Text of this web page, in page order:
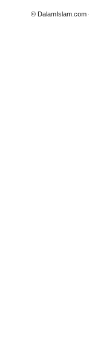
© DalamIslam.com